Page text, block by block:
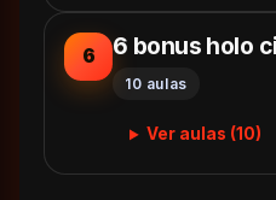
6 6 bonus holo
10 aulas
Ver aulas (10)